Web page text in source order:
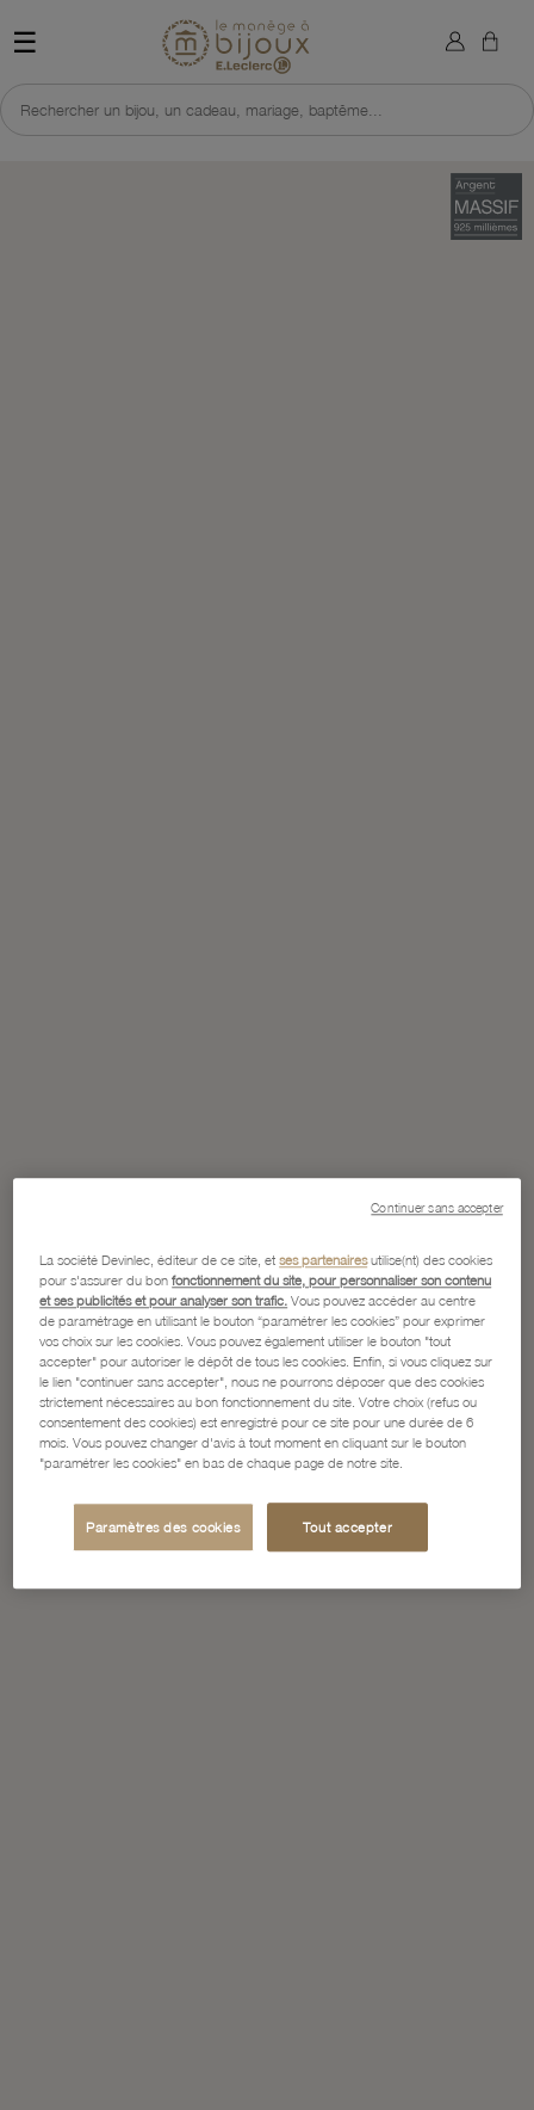
☰ Retour à l'accueil du site
Rechercher un bijou, un cadeau, mariage, baptême...
×
La société Devinlec, éditeur de ce site, etses partenairesutilise(nt) des cookies
pour s'assurer du bonfonctionnement du site, pour personnaliser son contenu
et ses publicités et pour analyser son trafic. Vous pouvez accéder au centre
de paramétrage en utilisant le bouton “paramétrer les cookies” pour exprimer
vos choix sur les cookies. Vous pouvez également utiliser le bouton "tout
accepter" pour autoriser le dépôt de tous les cookies. Enfin, si vous cliquez sur
le lien "continuer sans accepter", nous ne pourrons déposer que des cookies
strictement nécessaires au bon fonctionnement du site. Votre choix (refus ou
consentement des cookies) est enregistré pour ce site pour une durée de 6
mois. Vous pouvez changer d'avis à tout moment en cliquant sur le bouton
"paramétrer les cookies" en bas de chaque page de notre site.
Paramètres des cookies Tout accepter
Continuer sans accepter